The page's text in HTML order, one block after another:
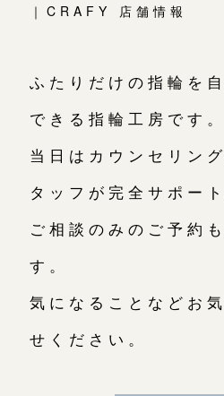
｜CRAFY 店舗情報
ふたりだけの指輪を
できる指輪工房です。
当日はカウンセリン
タッフが完全サポー
ご相談のみのご予約
す。
気になることなどお
せください。